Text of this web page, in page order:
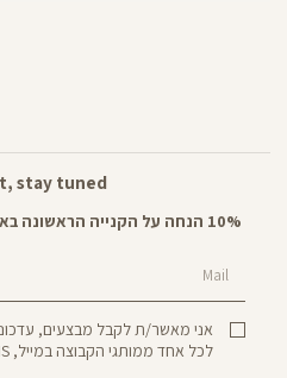
stay tuned
10% הנחה על הקנייה הראשונה באתר בהרשמה לניוזלטר שלנו
Mail
אני מאשר/ת לקבל מבצעים,
לכל אחד ממותגי הקבוצה במייל, SMS ושאר ערוצי המדיה.